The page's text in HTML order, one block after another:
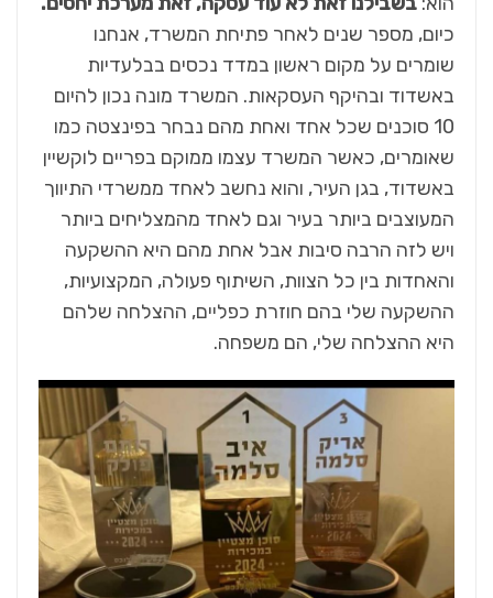
כיום, מספר שנים לאחר פתיחת המשרד, אנחנו
שומרים על מקום ראשון במדד נכסים בבלעדיות
באשדוד ובהיקף העסקאות. המשרד מונה נכון להיום
10 סוכנים שכל אחד ואחת מהם נבחר בפינצטה כמו
שאומרים, כאשר המשרד עצמו ממוקם בפריים לוקשיין
באשדוד, בגן העיר, והוא נחשב לאחד ממשרדי התיווך
המעוצבים ביותר בעיר וגם לאחד מהמצליחים ביותר
ויש לזה הרבה סיבות אבל אחת מהם היא ההשקעה
והאחדות בין כל הצוות, השיתוף פעולה, המקצועיות,
ההשקעה שלי בהם חוזרת כפליים, ההצלחה שלהם
היא ההצלחה שלי, הם משפחה.